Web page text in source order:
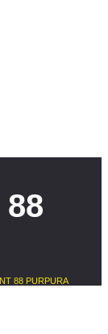
88 PURPURA